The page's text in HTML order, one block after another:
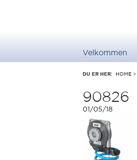
Velkommen
DU ER HER: HOME >
90826
01/05/18